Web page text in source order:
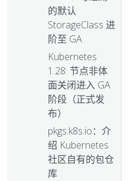
的默认
StorageClass 进
阶至 GA
Kubernetes
1.28: 节点非体
面关闭进入 GA
阶段（正式发
布）
pkgs.k8s.io：介
绍 Kubernetes
社区自有的包仓
库